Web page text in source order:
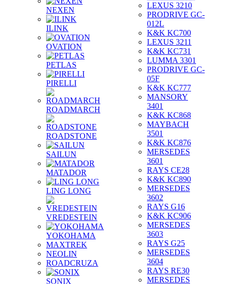
NEXEN
ILINK
OVATION
PETLAS
PIRELLI
ROADMARCH
ROADSTONE
SAILUN
MATADOR
LING LONG
VREDESTEIN
YOKOHAMA
MAXTREK
NEOLIN
ROADCRUZA
SONIX
LEXUS 3210
PRODRIVE GC-
012L
K&K KC700
LEXUS 3211
K&K KC731
LUMMA 3301
PRODRIVE GC-
05F
K&K KC777
MANSORY
3401
K&K KC868
MAYBACH
3501
K&K KC876
MERSEDES
3601
RAYS CE28
K&K KC890
MERSEDES
3602
RAYS G16
K&K KC906
MERSEDES
3603
RAYS G25
MERSEDES
3604
RAYS RE30
MERSEDES